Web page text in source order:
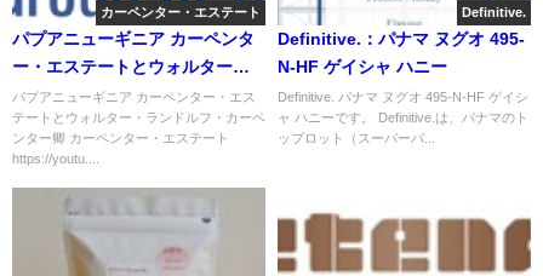
カーペンター・エステート
パプアニューギニア カーペンタ
ー・エステートとウォルター・
ランドルフ・カーペンター卿
パプアニューギニア カーペンター・エス
テートとウォルター・ランドルフ・カーペ
ンター卿 カーペンター・エステート
https://youtu....
Definitive.
Definitive.：パナマ ヌグオ 495-
N-HF ゲイシャ ハニー
Definitive. パナマ ヌグオ 495-N-HF ゲイシ
ャ ハニーです。 Definitive.は、パナマのト
ップロット（スーパーパ...